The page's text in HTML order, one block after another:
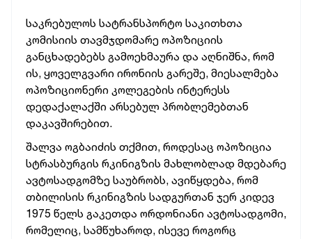
საკრებულოს სატრანსპორტო საკითხთა
კომისიის თავმჯდომარე ოპოზიციის
განცხადებებს გამოეხმაურა და აღნიშნა, რომ
ის, ყოველგვარი ირონიის გარეშე, მიესალმება
ოპოზიციონერი კოლეგების ინტერესს
დედაქალაქში არსებულ პრობლემებთან
დაკავშირებით.
შალვა ოგბაიძის თქმით, როდესაც ოპოზიცია
სტრასბურგის რკინიგზის მახლობლად მდებარე
ავტოსადგომზე საუბრობს, ავიწყდება, რომ
თბილისის რკინიგზის სადგურთან ჯერ კიდევ
1975 წელს გაკეთდა ორდონიანი ავტოსადგომი,
რომელიც, სამწუხაროდ, ისევე როგორც